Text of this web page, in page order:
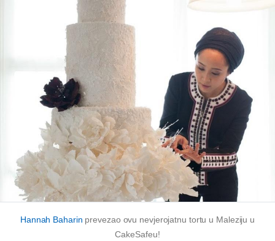
Hannah Baharin prevezao ovu nevjerojatnu tortu u Maleziju u
CakeSafeu!